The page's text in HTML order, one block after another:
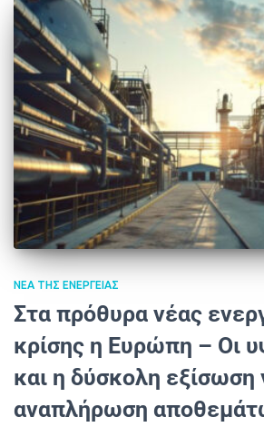
ΝΈΑ ΤΗΣ ΕΝΈΡΓΕΙΑΣ
Στα πρόθυρα νέας
κρίσης η Ευρώπη – Οι
και η δύσκολη εξίσωση
αναπλήρωση